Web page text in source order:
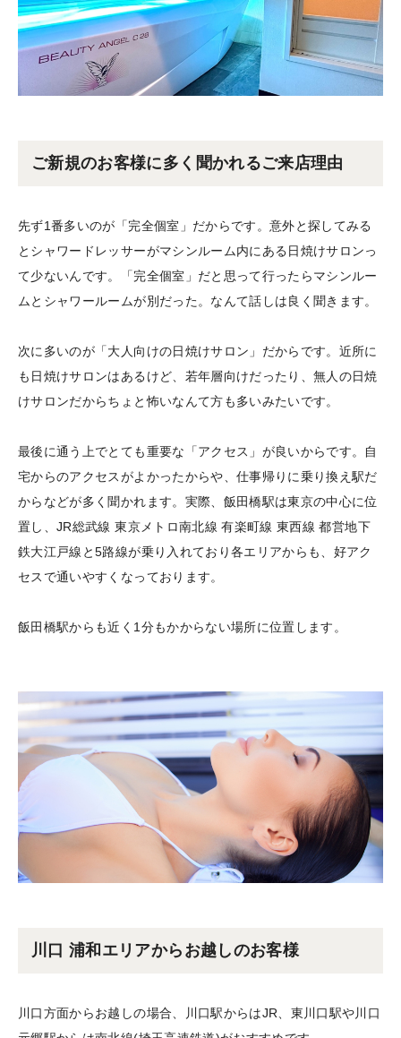
ご新規のお客様に多く聞かれるご来店理由
先ず1番多いのが「完全個室」だからです。意外と探してみる
とシャワードレッサーがマシンルーム内にある日焼けサロンっ
て少ないんです。「完全個室」だと思って行ったらマシンルー
ムとシャワールームが別だった。なんて話しは良く聞きます。
次に多いのが「大人向けの日焼けサロン」だからです。近所に
も日焼けサロンはあるけど、若年層向けだったり、無人の日焼
けサロンだからちょと怖いなんて方も多いみたいです。
最後に通う上でとても重要な「アクセス」が良いからです。自
宅からのアクセスがよかったからや、仕事帰りに乗り換え駅だ
からなどが多く聞かれます。実際、飯田橋駅は東京の中心に位
置し、JR総武線 東京メトロ南北線 有楽町線 東西線 都営地下
鉄大江戸線と5路線が乗り入れており各エリアからも、好アク
セスで通いやすくなっております。
飯田橋駅からも近く1分もかからない場所に位置します。
川口 浦和エリアからお越しのお客様
川口方面からお越しの場合、川口駅からはJR、東川口駅や川口